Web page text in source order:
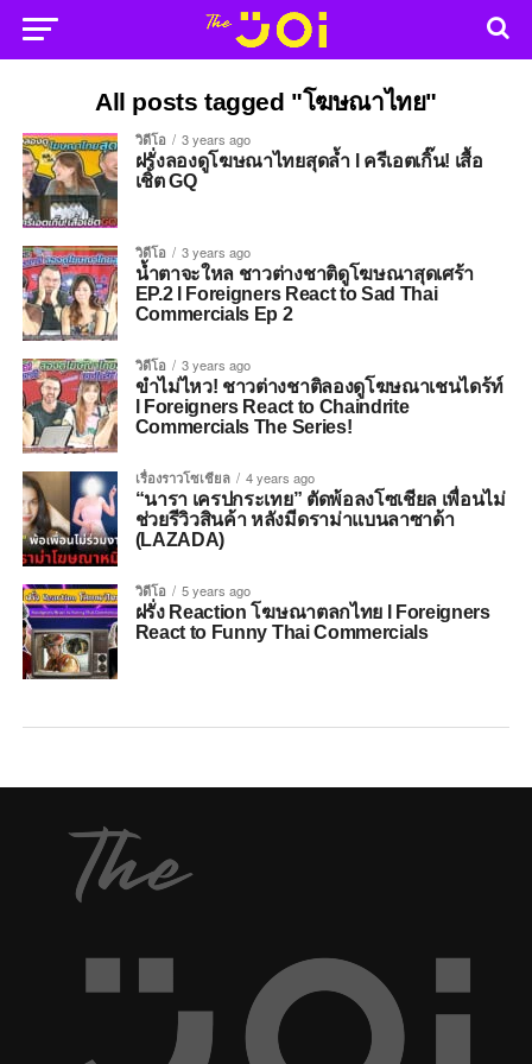
All posts tagged "โฆษณาไทย"
วิดีโอ 3 years ago
ฝรั่งลองดูโฆษณาไทยสุดล้ำ l ครีเอตเกิ๊น! เสื้อ
เชิ้ต GQ
วิดีโอ 3 years ago
น้ำตาจะใหล ชาวต่างชาติดูโฆษณาสุดเศร้า
EP.2 l Foreigners React to Sad Thai
Commercials Ep 2
วิดีโอ 3 years ago
ขำไม่ไหว! ชาวต่างชาติลองดูโฆษณาเชนไดร้ท์
l Foreigners React to Chaindrite
Commercials The Series!
เรื่องราวโซเชียล 4 years ago
“นารา เครปกระเทย” ตัดพ้อลงโซเชียล เพื่อนไม่
ช่วยรีวิวสินค้า หลังมีดราม่าแบนลาซาด้า
(LAZADA)
วิดีโอ 5 years ago
ฝรั่ง Reaction โฆษณาตลกไทย l Foreigners
React to Funny Thai Commercials